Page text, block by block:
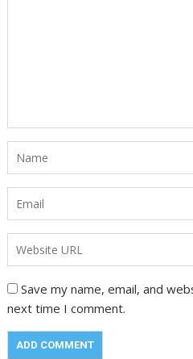
Save my name, email, and
next time I comment.